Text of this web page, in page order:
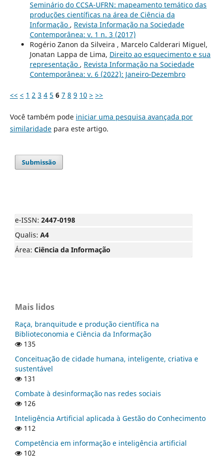
Seminário do CCSA-UFRN: mapeamento temático das
produções científicas na área de Ciência da
Informação , Revista Informação na Sociedade
Contemporânea: v. 1 n. 3 (2017)
Rogério Zanon da Silveira , Marcelo Calderari Miguel,
Jonatan Lappa de Lima, Direito ao esquecimento e sua
representação , Revista Informação na Sociedade
Contemporânea: v. 6 (2022): Janeiro-Dezembro
<< < 1 2 3 4 5 6 7 8 9 10 > >>
Você também pode iniciar uma pesquisa avançada por
similaridadepara este artigo.
Submissão
e-ISSN: 2447-0198
Qualis: A4
Área: Ciência da Informação
Mais lidos
Raça, branquitude e produção científica na
Biblioteconomia e Ciência da Informação
135
Conceituação de cidade humana, inteligente, criativa e
sustentável
131
Combate à desinformação nas redes sociais
126
Inteligência Artificial aplicada à Gestão do Conhecimento
112
Competência em informação e inteligência artificial
102